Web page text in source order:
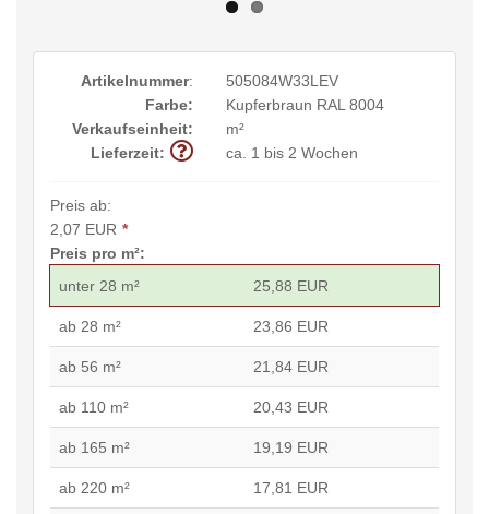
Artikelnummer:
505084W33LEV
Farbe:
Kupferbraun RAL 8004
Verkaufseinheit:
m²
Lieferzeit:
ca. 1 bis 2 Wochen
Preis ab:
2,07 EUR *
Preis pro m²:
unter 28 m²
25,88 EUR
ab 28 m² 23,86 EUR
ab 56 m² 21,84 EUR
ab 110 m² 20,43 EUR
ab 165 m² 19,19 EUR
ab 220 m² 17,81 EUR